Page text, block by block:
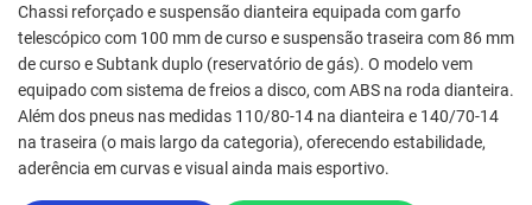
Chassi reforçado e suspensão dianteira equipada com garfo
telescópico com 100 mm de curso e suspensão traseira com 86 mm
de curso e Subtank duplo (reservatório de gás). O modelo vem
equipado com sistema de freios a disco, com ABS na roda dianteira.
Além dos pneus nas medidas 110/80-14 na dianteira e 140/70-14
na traseira (o mais largo da categoria), oferecendo estabilidade,
aderência em curvas e visual ainda mais esportivo.